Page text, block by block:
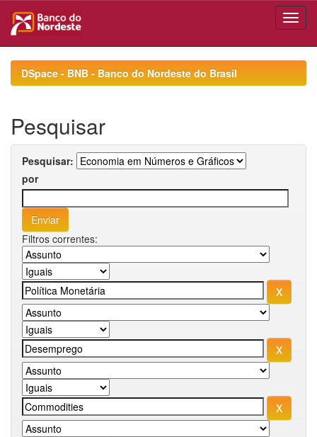
navigationDSpace - BNB - Banco do Nordeste do Brasil
Pesquisar
Pesquisar:
por
Filtros correntes: